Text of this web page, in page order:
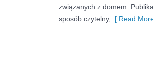
związanych z domem.
sposób czytelny,
[ Read